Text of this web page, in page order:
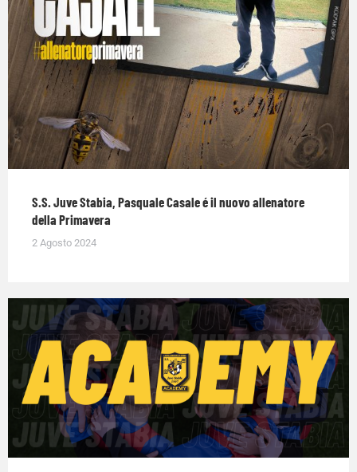
S.S. Juve Stabia, Pasquale Casale é il nuovo allenatore
della Primavera
2 Agosto 2024